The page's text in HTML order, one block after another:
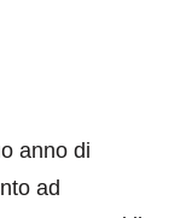
anno di
ad